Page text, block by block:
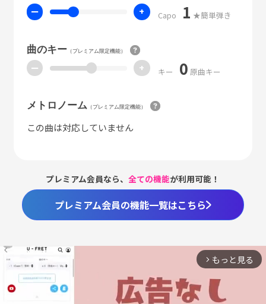
ー + Capo 1 ★簡単弾き
曲のキー（プレミアム限定機能）
ー + キー 0 原曲キー
メトロノーム（プレミアム限定機能）
この曲は対応していません
プレミアム会員なら、全ての機能が利用可能！
プレミアム会員の機能一覧はこちら
arrow_forward_ios もっと見る